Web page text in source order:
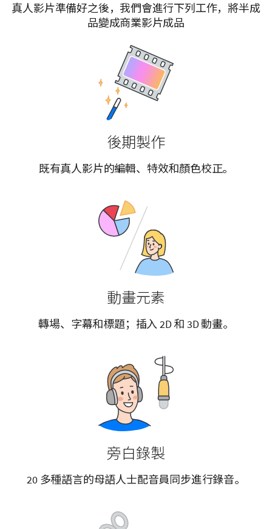
真人影片準備好之後，我們會進行下列工作，將半成
品變成商業影片成品
後期製作
既有真人影片的編輯、特效和顏色校正。
動畫元素
轉場、字幕和標題；插入 2D 和 3D 動畫。
旁白錄製
20 多種語言的母語人士配音員同步進行錄音。